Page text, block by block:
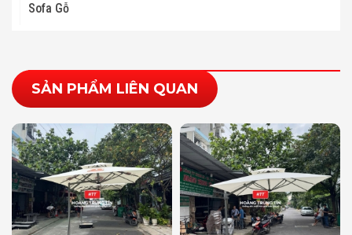
Sofa Gỗ
SẢN PHẨM LIÊN QUAN